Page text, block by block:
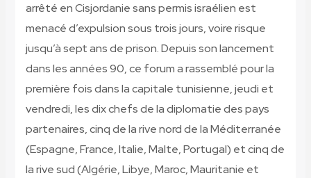
arrêté en Cisjordanie sans permis israélien est
menacé d’expulsion sous trois jours, voire risque
jusqu’à sept ans de prison. Depuis son lancement
dans les années 90, ce forum a rassemblé pour la
première fois dans la capitale tunisienne, jeudi et
vendredi, les dix chefs de la diplomatie des pays
partenaires, cinq de la rive nord de la Méditerranée
(Espagne, France, Italie, Malte, Portugal) et cinq de
la rive sud (Algérie, Libye, Maroc, Mauritanie et